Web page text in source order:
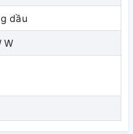
gỉ phủ
hạn chế
sinh, an toàn
không dầu sạch nhanh,
dầu
W